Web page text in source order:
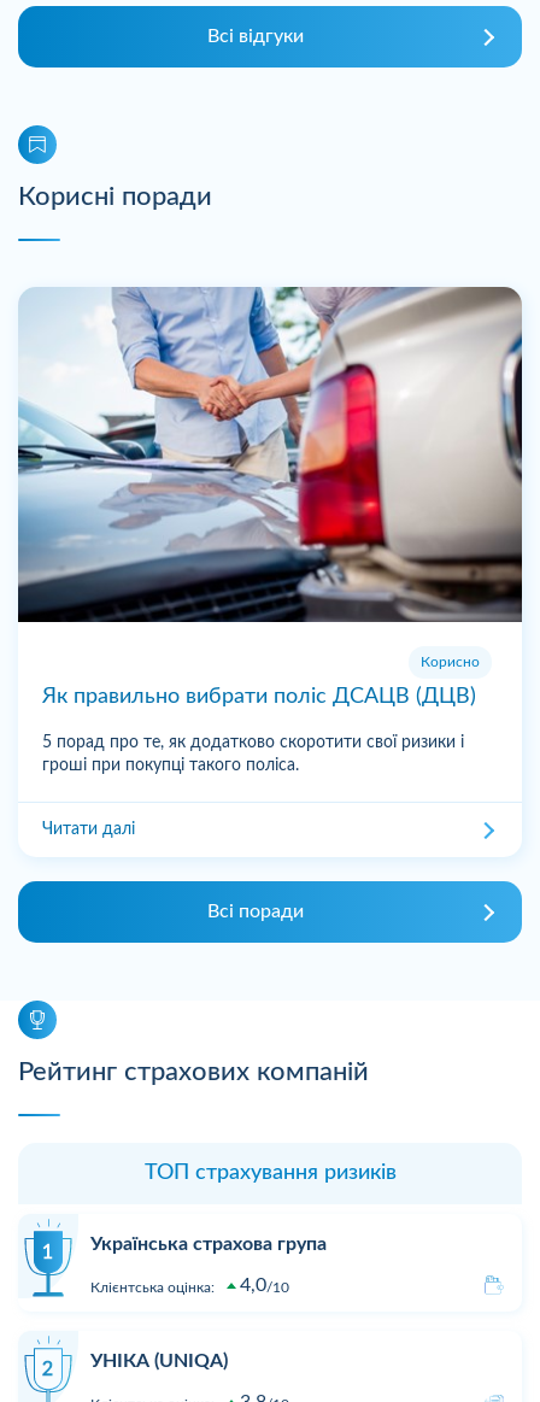
Всі відгуки
Корисні поради
Корисно
Як правильно вибрати поліс ДСАЦВ (ДЦВ)
5 порад про те, як додатково скоротити свої ризики і
гроші при покупці такого поліса.
Читати далі
Всі поради
Рейтинг страхових компаній
ТОП страхування ризиків
Українська страхова група
Клієнтська оцінка: 4,0 10
УНІКА (UNIQA)